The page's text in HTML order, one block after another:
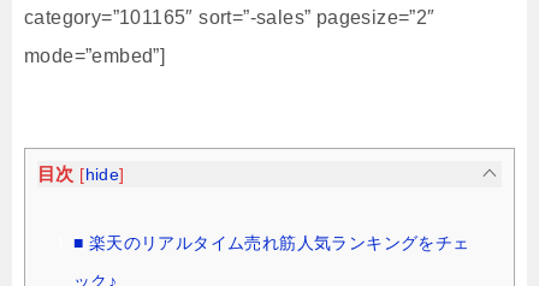
category=”101165″ sort=”-sales” pagesize=”2″
mode=”embed”]
目次 [hide]
■ 楽天のリアルタイム売れ筋人気ランキングをチェ
ック♪